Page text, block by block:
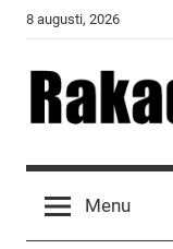
Skip
content
8 augusti, 2026
Rakade
Fittor
Menu